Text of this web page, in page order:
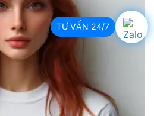
TƯ VẤN 24/7